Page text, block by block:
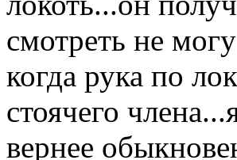
смотреть не
когда рука по
стоячего
вернее